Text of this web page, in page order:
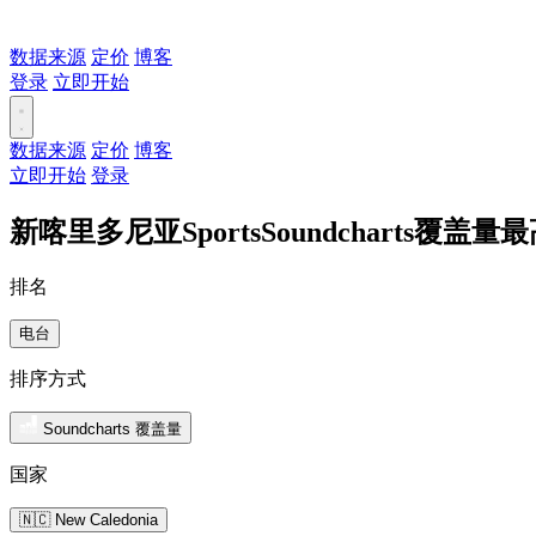
数据来源 定价 博客
登录 立即开始
数据来源 定价 博客
立即开始 登录
新喀里多尼亚SportsSoundcharts覆盖量
排名
电台
排序方式
Soundcharts 覆盖量
国家
🇳🇨 New Caledonia